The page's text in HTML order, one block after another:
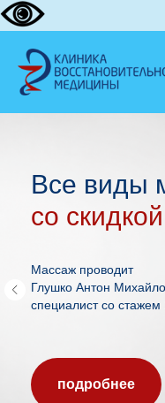
20%
Михайлович —
со стажем 18 лет